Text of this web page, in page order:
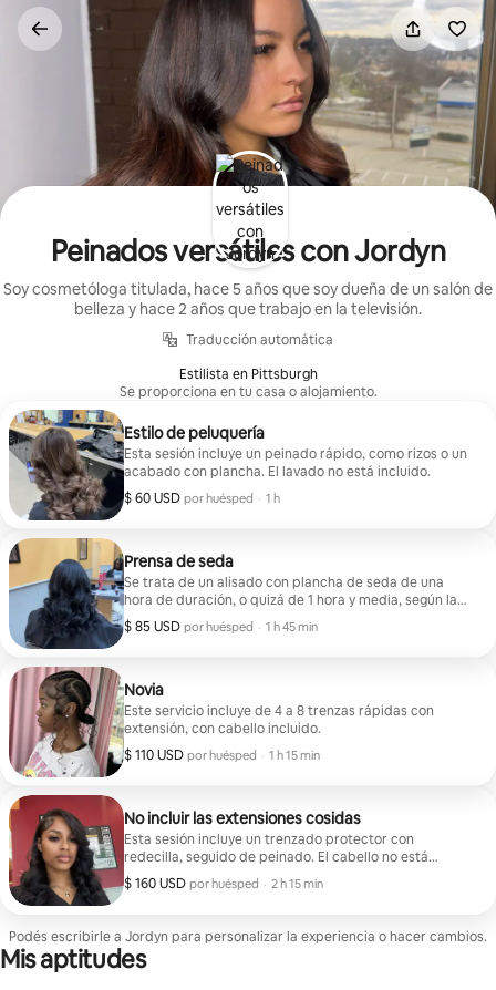
contenido
Peinados versátiles con Jordyn
Soy cosmetóloga titulada, hace 5 años que soy dueña de un salón de
belleza y hace 2 años que trabajo en la televisión.
Traducción automática
Estilista en Pittsburgh
Se proporciona en tu casa o alojamiento.
Estilo de peluquería
Esta sesión incluye un peinado rápido, como rizos o un
acabado con plancha. El lavado no está incluido.
$ 60 USD por huésped
$ 60 USD por huésped
, · 1 h
Prensa de seda
Se trata de un alisado con plancha de seda de una
hora de duración, o quizá de 1 hora y media, según la
densidad de tu cabello. Este servicio incluye lavado
completo, secado con secador, peinado (plancha o
$ 85 USD por huésped
$ 85 USD por huésped
, · 1 h 45 min
Novia
Este servicio incluye de 4 a 8 trenzas rápidas con
extensión, con cabello incluido.
$ 110 USD por huésped
$ 110 USD por huésped
, · 1 h 15 min
No incluir las extensiones cosidas
Esta sesión incluye un trenzado protector con
redecilla, seguido de peinado. El cabello no está
incluido.
$ 160 USD por huésped
$ 160 USD por huésped
, · 2 h 15 min
Podés escribirle a Jordyn para personalizar la experiencia o hacer cambios.
Mis aptitudes